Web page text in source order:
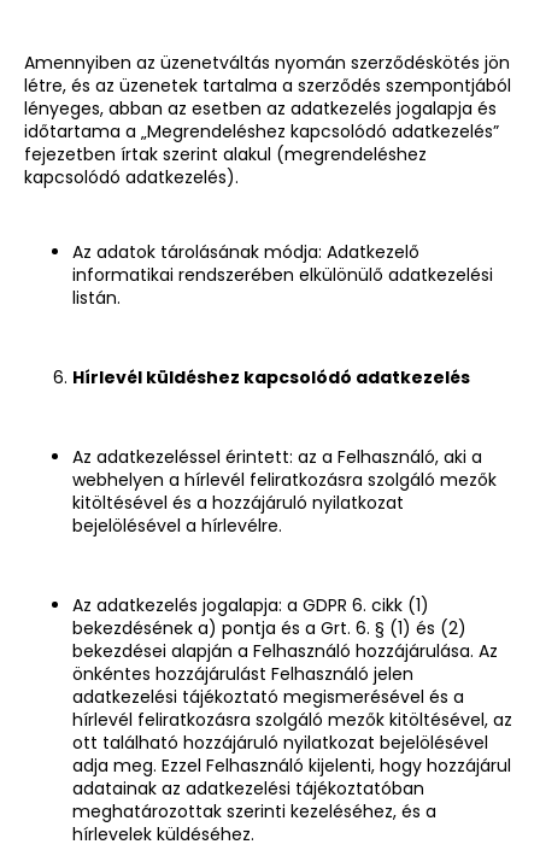
Amennyiben az üzenetváltás nyomán szerződéskötés jön
létre, és az üzenetek tartalma a szerződés szempontjából
lényeges, abban az esetben az adatkezelés jogalapja és
időtartama a „Megrendeléshez kapcsolódó adatkezelés”
fejezetben írtak szerint alakul (megrendeléshez
kapcsolódó adatkezelés).
Az adatok tárolásának módja: Adatkezelő
informatikai rendszerében elkülönülő adatkezelési
listán.
Hírlevél küldéshez kapcsolódó adatkezelés
Az adatkezeléssel érintett: az a Felhasználó, aki a
webhelyen a hírlevél feliratkozásra szolgáló mezők
kitöltésével és a hozzájáruló nyilatkozat
bejelölésével a hírlevélre.
Az adatkezelés jogalapja: a GDPR 6. cikk (1)
bekezdésének a) pontja és a Grt. 6. § (1) és (2)
bekezdései alapján a Felhasználó hozzájárulása. Az
önkéntes hozzájárulást Felhasználó jelen
adatkezelési tájékoztató megismerésével és a
hírlevél feliratkozásra szolgáló mezők kitöltésével, az
ott található hozzájáruló nyilatkozat bejelölésével
adja meg. Ezzel Felhasználó kijelenti, hogy hozzájárul
adatainak az adatkezelési tájékoztatóban
meghatározottak szerinti kezeléséhez, és a
hírlevelek küldéséhez.